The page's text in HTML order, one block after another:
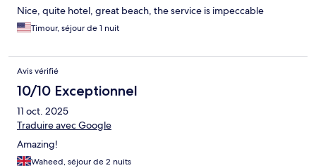
Nice, quite hotel, great beach, the service is impeccable
Timour, séjour de 1 nuit
Avis vérifié
10/10 Exceptionnel
11 oct. 2025
Traduire avec Google
Amazing!
Waheed, séjour de 2 nuits